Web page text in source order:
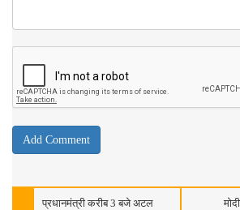
प्रधानमंत्री करीब 3 बजे अटल